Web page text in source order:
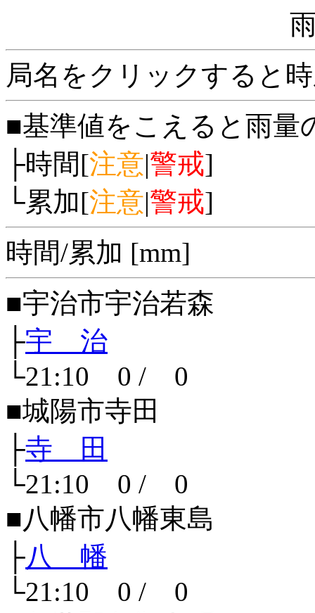
局名をクリックすると
■基準値をこえると雨量
├時間[注意|警戒]
└累加[注意|警戒]
時間/累加 [mm]
■宇治市宇治若森
├宇 治
└21:10 0 / 0
■城陽市寺田
├寺 田
└21:10 0 / 0
■八幡市八幡東島
├八 幡
└21:10 0 / 0